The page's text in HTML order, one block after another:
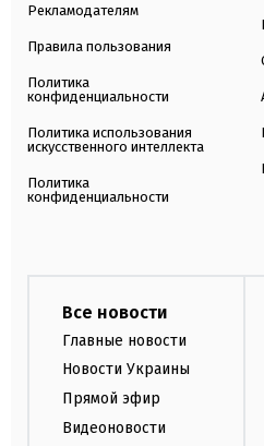
Рекламодателям
Правила пользования
Политика
конфиденциальности
Политика использования
искусственного интеллекта
Политика
конфиденциальности
Все новости
Главные новости
Новости Украины
Прямой эфир
Видеоновости